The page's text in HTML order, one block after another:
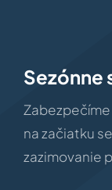
Sezónne
na začiatku
zazimovanie